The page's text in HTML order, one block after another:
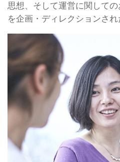
思想、そして運営に関して
を企画・ディレクションされ